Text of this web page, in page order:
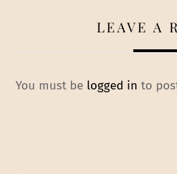
LEAVE A
You must be logged in to